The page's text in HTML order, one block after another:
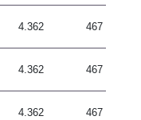
4.362 467
4.362 467
4.362 467